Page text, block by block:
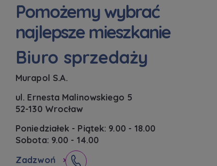
Pomożemy wybrać
najlepsze mieszkanie
Biuro sprzedaży
Murapol S.A.
ul. Ernesta Malinowskiego 5
52-130 Wrocław
Poniedziałek - Piątek: 9.00 - 18.00
Sobota: 9.00 - 14.00
Zadzwoń